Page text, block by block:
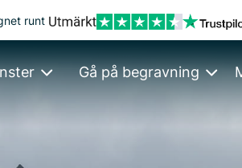
runt
Gå på begravning